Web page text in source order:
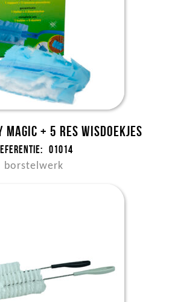
magic + 5 res wisdoekjes
01014
borstelwerk